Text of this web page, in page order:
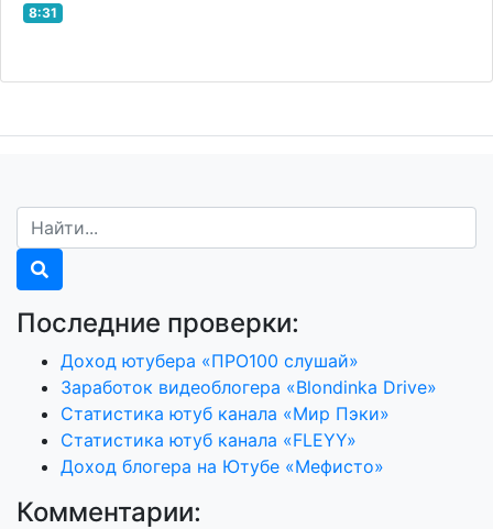
8:31
Последние проверки:
Доход ютубера «ПРО100 слушай»
Заработок видеоблогера «Blondinka Drive»
Статистика ютуб канала «Мир Пэки»
Статистика ютуб канала «FLEYY»
Доход блогера на Ютубе «Мефисто»
Комментарии: